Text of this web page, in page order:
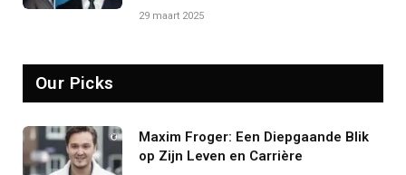
29 maart 2025
Our Picks
Maxim Froger: Een Diepgaande Blik
op Zijn Leven en Carrière